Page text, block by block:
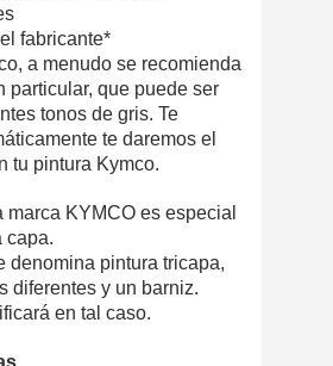
fabricante*
a menudo se recomienda
particular, que puede ser
tonos de gris. Te
te daremos el
tu pintura Kymco.
KYMCO es especial
capa.
denomina pintura tricapa,
diferentes y un barniz.
en tal caso.